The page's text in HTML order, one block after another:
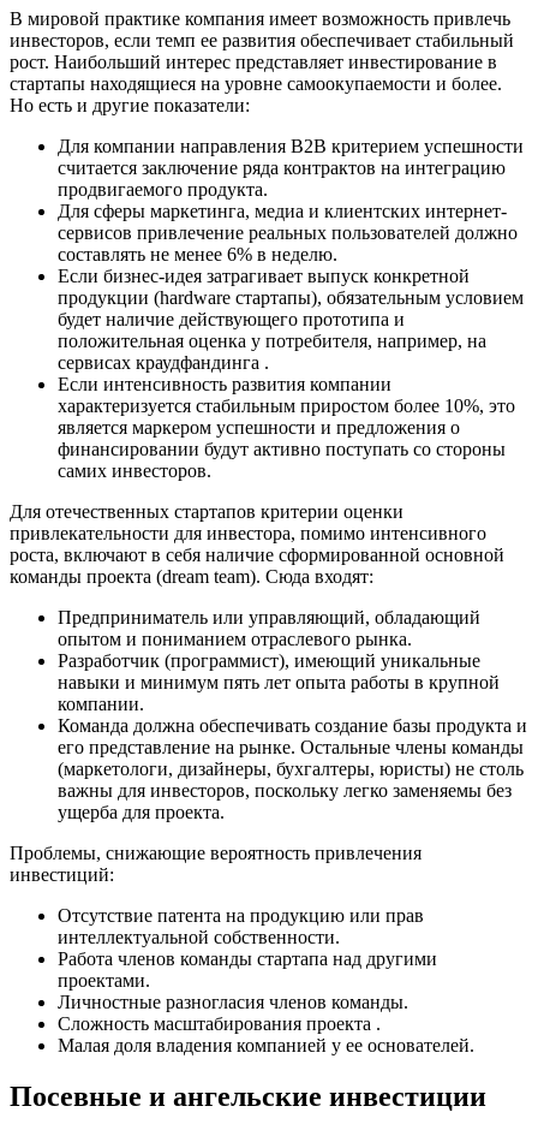
В мировой практике компания имеет возможность привлечь
инвесторов, если темп ее развития обеспечивает стабильный
рост. Наибольший интерес представляет инвестирование в
стартапы находящиеся на уровне самоокупаемости и более.
Но есть и другие показатели:
Для компании направления B2B критерием успешности
считается заключение ряда контрактов на интеграцию
продвигаемого продукта.
Для сферы маркетинга, медиа и клиентских интернет-
сервисов привлечение реальных пользователей должно
составлять не менее 6% в неделю.
Если бизнес-идея затрагивает выпуск конкретной
продукции (hardware стартапы), обязательным условием
будет наличие действующего прототипа и
положительная оценка у потребителя, например, на
сервисах краудфандинга .
Если интенсивность развития компании
характеризуется стабильным приростом более 10%, это
является маркером успешности и предложения о
финансировании будут активно поступать со стороны
самих инвесторов.
Для отечественных стартапов критерии оценки
привлекательности для инвестора, помимо интенсивного
роста, включают в себя наличие сформированной основной
команды проекта (dream team). Сюда входят:
Предприниматель или управляющий, обладающий
опытом и пониманием отраслевого рынка.
Разработчик (программист), имеющий уникальные
навыки и минимум пять лет опыта работы в крупной
компании.
Команда должна обеспечивать создание базы продукта и
его представление на рынке. Остальные члены команды
(маркетологи, дизайнеры, бухгалтеры, юристы) не столь
важны для инвесторов, поскольку легко заменяемы без
ущерба для проекта.
Проблемы, снижающие вероятность привлечения
инвестиций:
Отсутствие патента на продукцию или прав
интеллектуальной собственности.
Работа членов команды стартапа над другими
проектами.
Личностные разногласия членов команды.
Сложность масштабирования проекта .
Малая доля владения компанией у ее основателей.
Посевные и ангельские инвестиции